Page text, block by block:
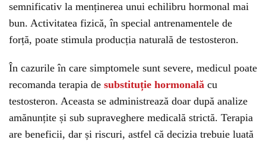
semnificativ la menținerea unui echilibru hormonal mai
bun. Activitatea fizică, în special antrenamentele de
forță, poate stimula producția naturală de testosteron.
În cazurile în care simptomele sunt severe, medicul poate
recomanda terapia de substituție hormonală cu
testosteron. Aceasta se administrează doar după analize
amănunțite și sub supraveghere medicală strictă. Terapia
are beneficii, dar și riscuri, astfel că decizia trebuie luată